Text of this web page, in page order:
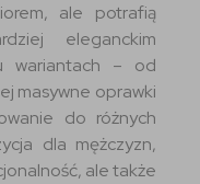
ale potrafią
eleganckim
wariantach – od
masywne oprawki
do różnych
dla mężczyzn,
ale także